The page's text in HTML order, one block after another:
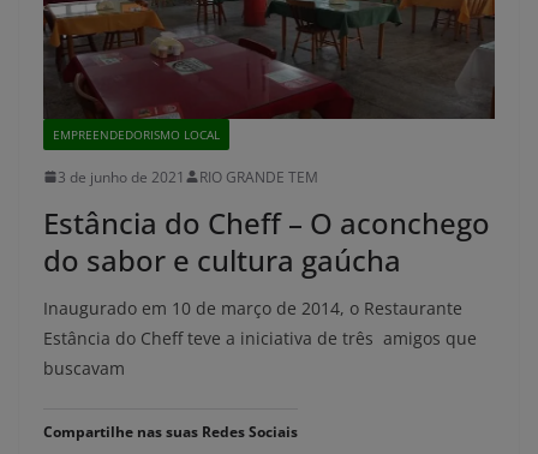
EMPREENDEDORISMO LOCAL
3 de junho de 2021 RIO GRANDE TEM
Estância do Cheff – O aconchego
do sabor e cultura gaúcha
Inaugurado em 10 de março de 2014, o Restaurante
Estância do Cheff teve a iniciativa de três amigos que
buscavam
Compartilhe nas suas Redes Sociais